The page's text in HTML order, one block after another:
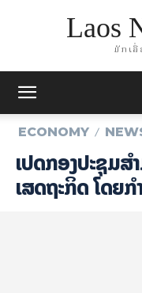
Laos
ມັກເ
ECONOMY
ເປີດກອງປະຊຸມສໍ
ເສດຖະກິດ ໂດຍ